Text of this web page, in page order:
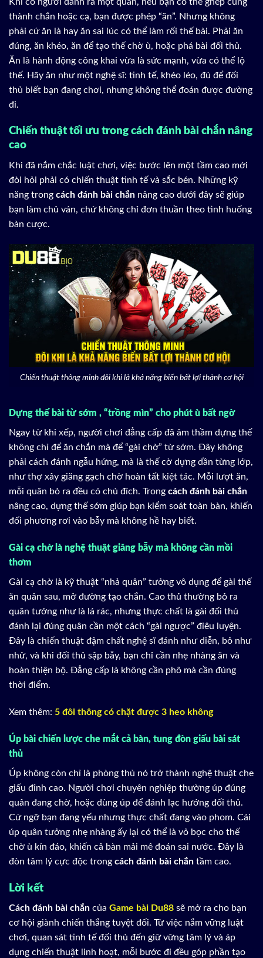
thành chắn hoặc cạ, bạn được phép “ăn”. Nhưng không
phải cứ ăn là hay ăn sai lúc có thể làm rối thế bài. Phải ăn
đúng, ăn khéo, ăn để tạo thế chờ ù, hoặc phá bài đối thủ.
Ăn là hành động công khai vừa là sức mạnh, vừa có thể lộ
thế. Hãy ăn như một nghệ sĩ: tinh tế, khéo léo, đủ để đối
thủ biết bạn đang chơi, nhưng không thể đoán được đường
đi.
Chiến thuật tối ưu trong cách đánh bài chắn nâng
cao
Khi đã nắm chắc luật chơi, việc bước lên một tầm cao mới
đòi hỏi phải có chiến thuật tinh tế và sắc bén. Những kỹ
năng trong cách đánh bài chắn nâng cao dưới đây sẽ giúp
bạn làm chủ ván, chứ không chỉ đơn thuần theo tình huống
bàn cược.
Chiến thuật thông minh đôi khi là khả năng biến bất lợi thành cơ hội
Dựng thế bài từ sớm , “trồng mìn” cho phút ù bất ngờ
Ngay từ khi xếp, người chơi đẳng cấp đã âm thầm dựng thế
không chỉ để ăn chắn mà để “gài chờ” từ sớm. Đây không
phải cách đánh ngẫu hứng, mà là thế cờ dựng dần từng lớp,
như thợ xây giăng gạch chờ hoàn tất kiệt tác. Mỗi lượt ăn,
mỗi quân bỏ ra đều có chủ đích. Trong cách đánh bài chắn
nâng cao, dựng thế sớm giúp bạn kiểm soát toàn bàn, khiến
đối phương rơi vào bẫy mà không hề hay biết.
Gài cạ chờ là nghệ thuật giăng bẫy mà không cần mồi
thơm
Gài cạ chờ là kỹ thuật “nhả quân” tưởng vô dụng để gài thế
ăn quân sau, mở đường tạo chắn. Cao thủ thường bỏ ra
quân tưởng như là lá rác, nhưng thực chất là gài đối thủ
đánh lại đúng quân cần một cách “gài ngược” điêu luyện.
Đây là chiến thuật đậm chất nghệ sĩ đánh như diễn, bỏ như
nhử, và khi đối thủ sập bẫy, bạn chỉ cần nhẹ nhàng ăn và
hoàn thiện bộ. Đẳng cấp là không cần phô mà cần đúng
thời điểm.
Xem thêm: 5 đôi thông có chặt được 3 heo không
Úp bài chiến lược che mắt cả bàn, tung đòn giấu bài sát
thủ
Úp không còn chỉ là phòng thủ nó trở thành nghệ thuật che
giấu đỉnh cao. Người chơi chuyên nghiệp thường úp đúng
quân đang chờ, hoặc dùng úp để đánh lạc hướng đối thủ.
Cứ ngỡ bạn đang yếu nhưng thực chất đang vào phom. Cái
úp quân tưởng nhẹ nhàng ấy lại có thể là vỏ bọc cho thế
chờ ù kín đáo, khiến cả bàn mải mê đoán sai nước. Đây là
đòn tâm lý cực độc trong cách đánh bài chắn tầm cao.
Lời kết
Cách đánh bài chắn của Game bài Du88 sẽ mở ra cho bạn
cơ hội giành chiến thắng tuyệt đối. Từ việc nắm vững luật
chơi, quan sát tinh tế đối thủ đến giữ vững tâm lý và áp
dụng chiến thuật linh hoạt, mỗi bước đi đều góp phần tạo